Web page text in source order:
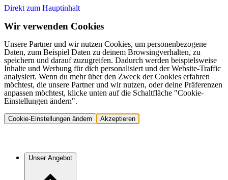
Direkt zum Hauptinhalt
Wir verwenden Cookies
Unsere Partner und wir nutzen Cookies, um personenbezogene
Daten, zum Beispiel Daten zu deinem Browsingverhalten, zu
speichern und darauf zuzugreifen. Dadurch werden beispielsweise
Inhalte und Werbung für dich personalisiert und der Website-Traffic
analysiert. Wenn du mehr über den Zweck der Cookies erfahren
möchtest, die unsere Partner und wir nutzen, oder deine Präferenzen
anpassen möchtest, klicke unten auf die Schaltfläche "Cookie-
Einstellungen ändern".
Cookie-Einstellungen ändern Akzeptieren
Unser Angebot